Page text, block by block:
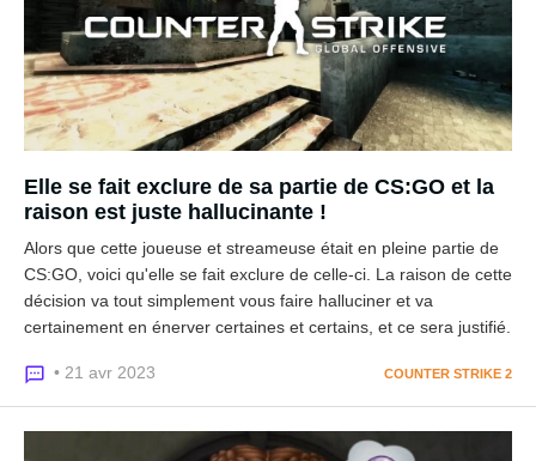
Elle se fait exclure de sa partie de CS:GO et la
raison est juste hallucinante !
Alors que cette joueuse et streameuse était en pleine partie de
CS:GO, voici qu'elle se fait exclure de celle-ci. La raison de cette
décision va tout simplement vous faire halluciner et va
certainement en énerver certaines et certains, et ce sera justifié.
• 21 avr 2023 COUNTER STRIKE 2